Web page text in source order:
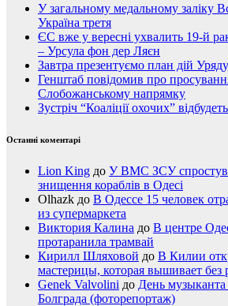
У загальному медальному заліку
Україна третя
ЄС вже у вересні ухвалить 19-й
– Урсула фон дер Ляєн
Завтра презентуємо план дій
Генштаб повідомив про
Слобожанському напрямку
Зустріч “Коаліції охочих”
Останні коментарі
Lion King до У ВМС ЗСУ
знищення кораблів в Одесі
Olhazk до В Одессе 15 человек
из супермаркета
Виктория Калина до В центре
протаранила трамвай
Кирилл Шляховой до В Килии
мастерицы, которая вышивает без
Genek Valvolini до День
Болграда (фоторепортаж)